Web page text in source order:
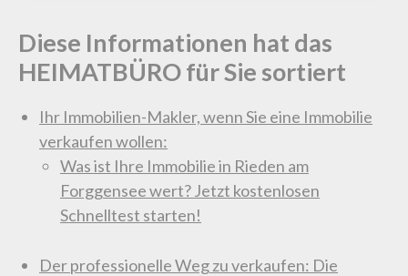
Diese Informationen hat das
HEIMATBÜRO für Sie sortiert
Ihr Immobilien-Makler, wenn Sie eine Immobilie
verkaufen wollen:
Was ist Ihre Immobilie in Rieden am
Forggensee wert? Jetzt kostenlosen
Schnelltest starten!
Der professionelle Weg zu verkaufen: Die